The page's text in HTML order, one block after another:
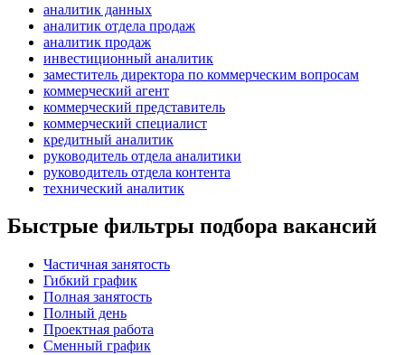
аналитик данных
аналитик отдела продаж
аналитик продаж
инвестиционный аналитик
заместитель директора по коммерческим вопросам
коммерческий агент
коммерческий представитель
коммерческий специалист
кредитный аналитик
руководитель отдела аналитики
руководитель отдела контента
технический аналитик
Быстрые фильтры подбора вакансий
Частичная занятость
Гибкий график
Полная занятость
Полный день
Проектная работа
Сменный график